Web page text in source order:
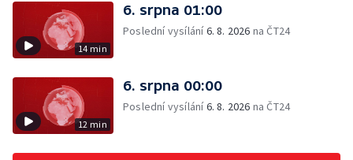
14 min
6. srpna 01:00
Poslední vysílání6. 8. 2026 na ČT24
12 min
6. srpna 00:00
Poslední vysílání6. 8. 2026 na ČT24